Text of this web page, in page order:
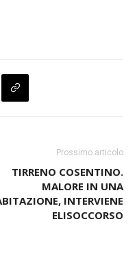
Prossimo articolo
TIRRENO COSENTINO.
MALORE IN UNA
INTERVIENE
ELISOCCORSO